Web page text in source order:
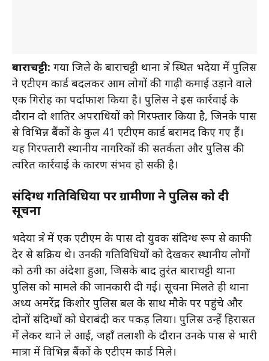
बाराचट्टी: गया जिले के बाराचट्टी थाना क्षेत्र स्थित भदेया में पुलिस
ने एटीएम कार्ड बदलकर आम लोगों की गाढ़ी कमाई उड़ाने वाले
एक गिरोह का पर्दाफाश किया है। पुलिस ने इस कार्रवाई के
दौरान दो शातिर अपराधियों को गिरफ्तार किया है, जिनके पास
से विभिन्न बैंकों के कुल 41 एटीएम कार्ड बरामद किए गए हैं।
यह गिरफ्तारी स्थानीय नागरिकों की सतर्कता और पुलिस की
त्वरित कार्रवाई के कारण संभव हो सकी है।
संदिग्ध गतिविधियों पर ग्रामीणों ने पुलिस को दी
सूचना
भदेया क्षेत्र में एक एटीएम के पास दो युवक संदिग्ध रूप से काफी
देर से सक्रिय थे। उनकी गतिविधियों को देखकर स्थानीय लोगों
को ठगी का अंदेशा हुआ, जिसके बाद तुरंत बाराचट्टी थाना
पुलिस को मामले की जानकारी दी गई। सूचना मिलते ही थाना
अध्यक्ष अमरेंद्र किशोर पुलिस बल के साथ मौके पर पहुंचे और
दोनों संदिग्धों को घेराबंदी कर पकड़ लिया। पुलिस उन्हें हिरासत
में लेकर थाने ले आई, जहाँ तलाशी के दौरान उनके पास से भारी
मात्रा में विभिन्न बैंकों के एटीएम कार्ड मिले।